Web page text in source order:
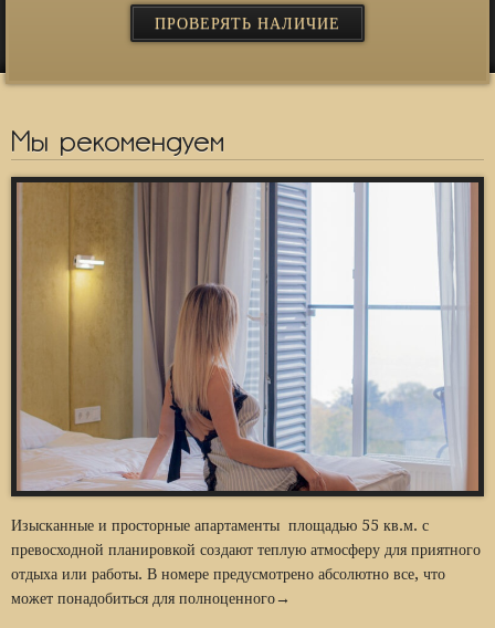
Мы рекомендуем
Изысканные и просторные апартаменты площадью 55 кв.м. с
превосходной планировкой создают теплую атмосферу для приятного
отдыха или работы. В номере предусмотрено абсолютно все, что
может понадобиться для полноценного→